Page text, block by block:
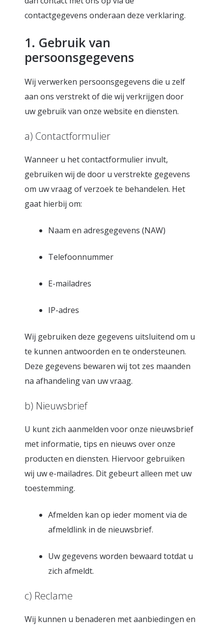
contactgegevens onderaan deze verklaring.
1. Gebruik van
persoonsgegevens
Wij verwerken persoonsgegevens die u zelf
aan ons verstrekt of die wij verkrijgen door
uw gebruik van onze website en diensten.
a) Contactformulier
Wanneer u het contactformulier invult,
gebruiken wij de door u verstrekte gegevens
om uw vraag of verzoek te behandelen. Het
gaat hierbij om:
Naam en adresgegevens (NAW)
Telefoonnummer
E-mailadres
IP-adres
Wij gebruiken deze gegevens uitsluitend om u
te kunnen antwoorden en te ondersteunen.
Deze gegevens bewaren wij tot zes maanden
na afhandeling van uw vraag.
b) Nieuwsbrief
U kunt zich aanmelden voor onze nieuwsbrief
met informatie, tips en nieuws over onze
producten en diensten. Hiervoor gebruiken
wij uw e-mailadres. Dit gebeurt alleen met uw
toestemming.
Afmelden kan op ieder moment via de
afmeldlink in de nieuwsbrief.
Uw gegevens worden bewaard totdat u
zich afmeldt.
c) Reclame
Wij kunnen u benaderen met aanbiedingen en